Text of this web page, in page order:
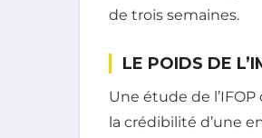
de trois semaines.
LE POIDS DE
Une étude de
la crédibilité d’une